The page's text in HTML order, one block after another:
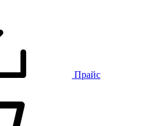
Прайс